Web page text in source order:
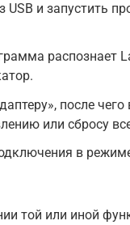
и запустить
распознает
после чего
или сбросу
в режиме
той или иной